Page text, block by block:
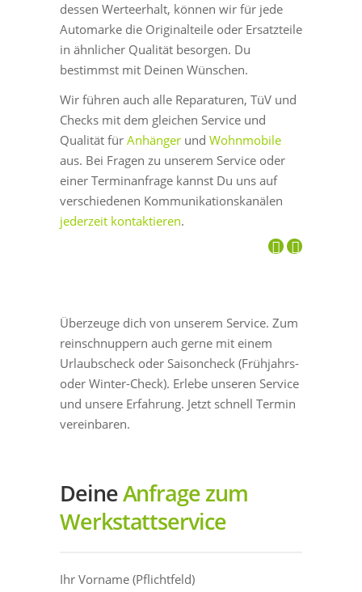
dessen Werteerhalt, können wir für jede
Automarke die Originalteile oder Ersatzteile
in ähnlicher Qualität besorgen. Du
bestimmst mit Deinen Wünschen.
Wir führen auch alle Reparaturen, TüV und
Checks mit dem gleichen Service und
Qualität für Anhänger und Wohnmobile
aus. Bei Fragen zu unserem Service oder
einer Terminanfrage kannst Du uns auf
verschiedenen Kommunikationskanälen
jederzeit kontaktieren.
Überzeuge dich von unserem Service. Zum
reinschnuppern auch gerne mit einem
Urlaubscheck oder Saisoncheck (Frühjahrs-
oder Winter-Check). Erlebe unseren Service
und unsere Erfahrung. Jetzt schnell Termin
vereinbaren.
DeineAnfrage zum
Werkstattservice
Ihr Vorname (Pflichtfeld)